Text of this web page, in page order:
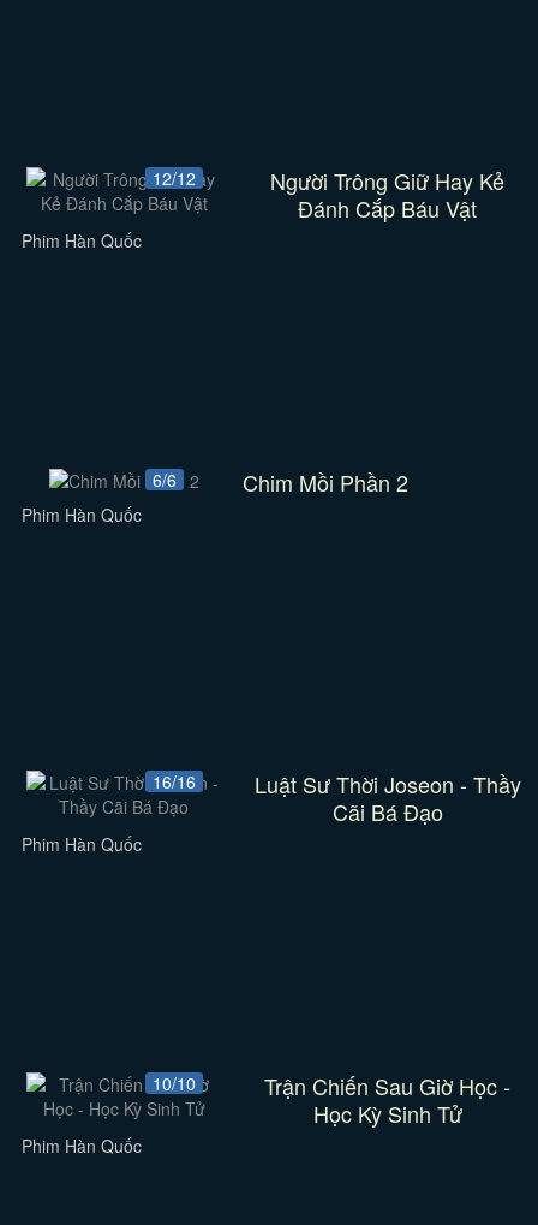
12/12
Người Trông Giữ Hay Kẻ
Đánh Cắp Báu Vật
Phim Hàn Quốc
6/6 Chim Mồi Phần 2
Phim Hàn Quốc
16/16
Luật Sư Thời Joseon - Thầy
Cãi Bá Đạo
Phim Hàn Quốc
10/10
Trận Chiến Sau Giờ Học -
Học Kỳ Sinh Tử
Phim Hàn Quốc